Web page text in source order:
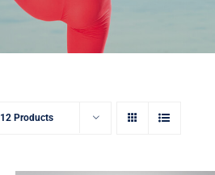
12 Products